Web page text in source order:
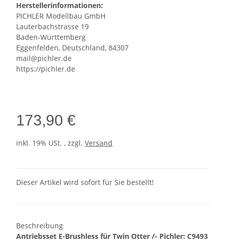
Herstellerinformationen:
PICHLER Modellbau GmbH
Lauterbachstrasse 19
Baden-Württemberg
Eggenfelden, Deutschland, 84307
mail@pichler.de
https://pichler.de
173,90 €
inkl. 19% USt. , zzgl. Versand
Dieser Artikel wird sofort für Sie bestellt!
Beschreibung
Antriebsset E-Brushless für Twin Otter /- Pichler: C9493